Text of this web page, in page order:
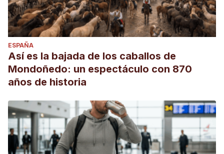
ESPAÑA
Así es la bajada de los caballos de
Mondoñedo: un espectáculo con 870
años de historia